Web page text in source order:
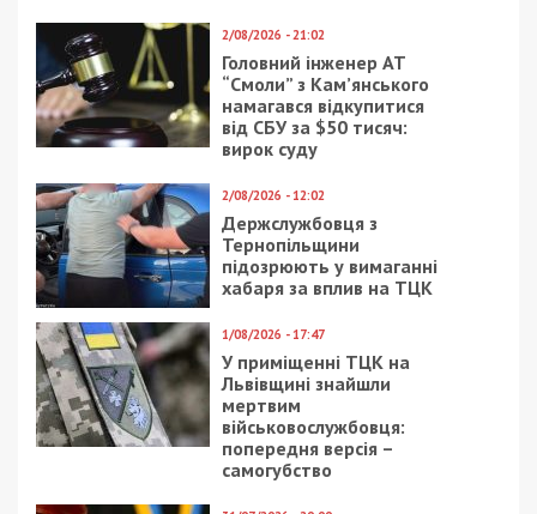
27/04/2021 - 16:40
Антикоррупционное
бюро
заинтересовалось
женой депутата
Днепропетровского
облсовета
29/06/2025 - 10:30
Лікар з Сумщини за три